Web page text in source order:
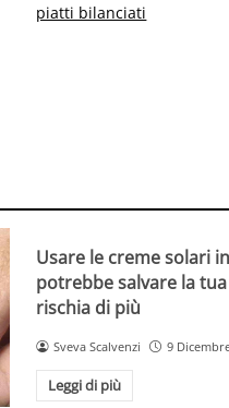
piatti bilanciati
Usare le creme solari
potrebbe salvare la
rischia di più
Sveva Scalvenzi 9
Leggi di più